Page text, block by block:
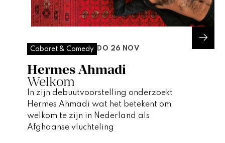
Cabaret & Comedy DO 26 NOV
Hermes Ahmadi
Welkom
In zijn debuutvoorstelling onderzoekt
Hermes Ahmadi wat het betekent om
welkom te zijn in Nederland als
Afghaanse vluchteling